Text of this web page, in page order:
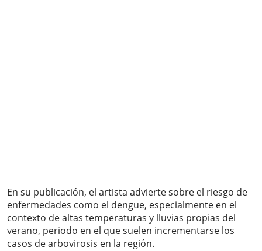
En su publicación, el artista advierte sobre el riesgo de
enfermedades como el dengue, especialmente en el
contexto de altas temperaturas y lluvias propias del
verano, periodo en el que suelen incrementarse los
casos de arbovirosis en la región.